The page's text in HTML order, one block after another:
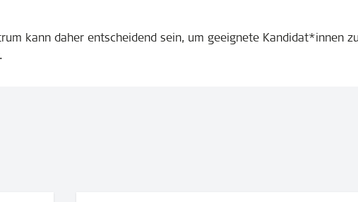
kann daher entscheidend sein, um geeignete Kandidat*innen zu